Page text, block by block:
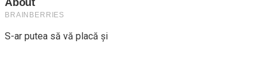
S-ar putea să vă placă și